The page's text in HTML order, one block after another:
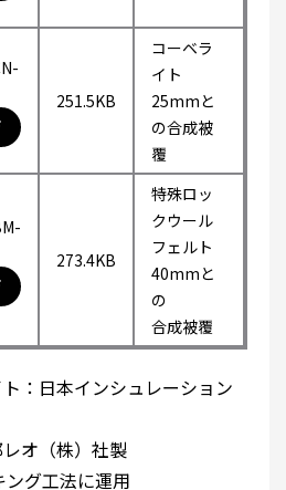
251.5KB
コーベラ
イト
25mmと
の合成被
覆
273.4KB
特殊ロッ
クウール
フェルト
40mmと
の
合成被覆
：日本インシュレーション
オ（株）社製
グ工法に運用